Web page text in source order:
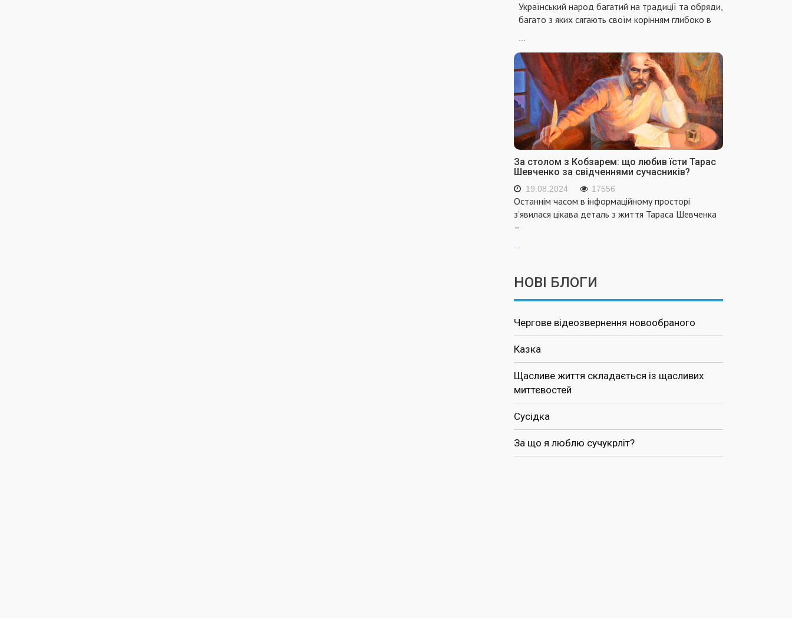
Український народ багатий на традиції та обряди,
багато з яких сягають своїм корінням глибоко в
...
За столом з Кобзарем: що любив їсти Тарас
Шевченко за свідченнями сучасників?
19.08.2024 17556
Останнім часом в інформаційному просторі
з’явилася цікава деталь з життя Тараса Шевченка
–
...
НОВІ БЛОГИ
Чергове відеозвернення новообраного
Казка
Щасливе життя складається із щасливих
миттєвостей
Сусідка
За що я люблю сучукрліт?